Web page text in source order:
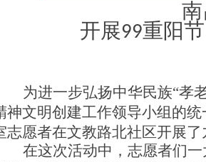
南
开展99重阳节
为进一步弘扬中华民族“孝
神文明创建工作领导小组的统
志愿者在文教路北社区开展了
在这次活动中，志愿者们